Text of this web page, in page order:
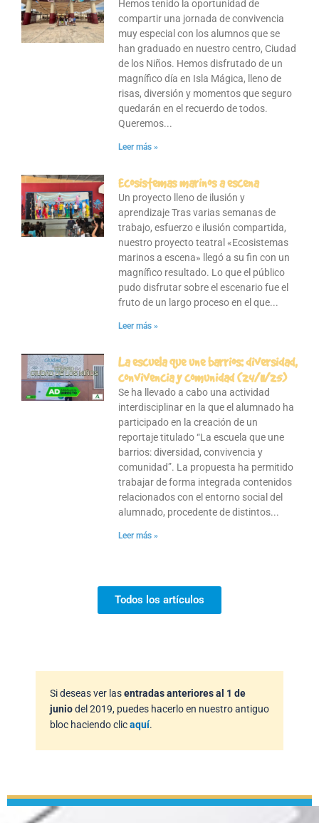
Hemos tenido la oportunidad de
compartir una jornada de convivencia
muy especial con los alumnos que se
han graduado en nuestro centro, Ciudad
de los Niños. Hemos disfrutado de un
magnífico día en Isla Mágica, lleno de
risas, diversión y momentos que seguro
quedarán en el recuerdo de todos.
Queremos
Leer más »
Ecosistemas marinos a escena
Un proyecto lleno de ilusión y
aprendizaje Tras varias semanas de
trabajo, esfuerzo e ilusión compartida,
nuestro proyecto teatral «Ecosistemas
marinos a escena» llegó a su fin con un
magnífico resultado. Lo que el público
pudo disfrutar sobre el escenario fue el
fruto de un largo proceso en el que
Leer más »
La escuela que une barrios: diversidad,
convivencia y comunidad (24/11/25)
Se ha llevado a cabo una actividad
interdisciplinar en la que el alumnado ha
participado en la creación de un
reportaje titulado “La escuela que une
barrios: diversidad, convivencia y
comunidad”. La propuesta ha permitido
trabajar de forma integrada contenidos
relacionados con el entorno social del
alumnado, procedente de distintos
Leer más »
Todos los artículos
Si deseas ver lasentradas anteriores al 1 de
juniodel 2019, puedes hacerlo en nuestro antiguo
bloc haciendo clicaquí.